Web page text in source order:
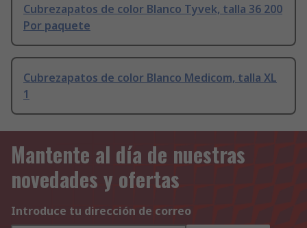
Cubrezapatos de color Blanco Tyvek, talla 36 200
Por paquete
Cubrezapatos de color Blanco Medicom, talla XL
1
Mantente al día de nuestras
novedades y ofertas
Introduce tu dirección de correo